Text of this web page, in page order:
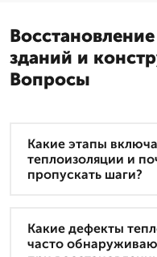
зданий и
Вопросы
Какие этапы
теплоизоляции и
пропускать шаги?
Какие дефекты
часто